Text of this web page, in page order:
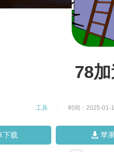
78
工具 时间：2025-01-
下载 苹